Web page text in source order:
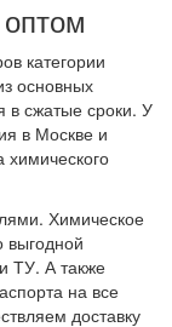
категории
основных
в сжатые сроки. У
в Москве и
химического
Химическое
выгодной
ТУ. А также
на все
доставку